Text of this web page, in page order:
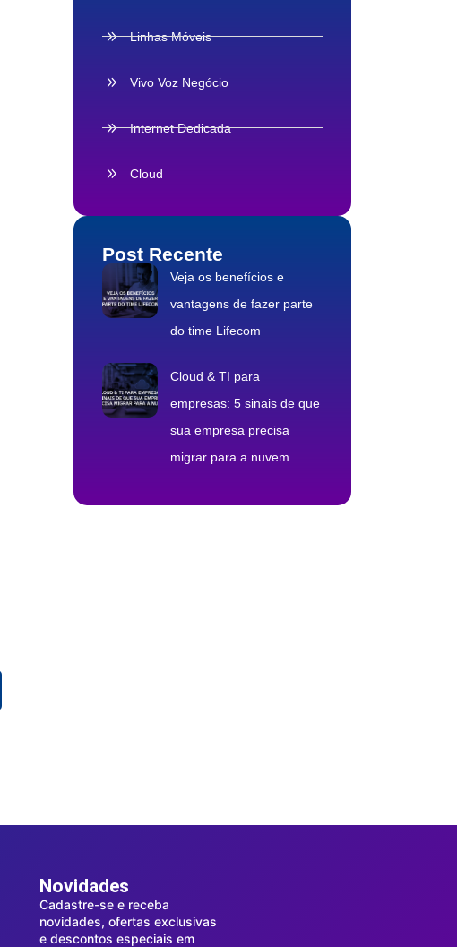
Linhas Móveis
Vivo Voz Negócio
Internet Dedicada
Cloud
Post Recente
Veja os benefícios e
vantagens de fazer parte
do time Lifecom
Cloud & TI para
empresas: 5 sinais de que
sua empresa precisa
migrar para a nuvem
Novidades
Cadastre-se e receba
novidades, ofertas exclusivas
e descontos especiais em